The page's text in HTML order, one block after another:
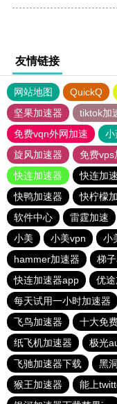
友情链接
网站地图 QuickQ
坚果加速器
tiktok加
免费vqn外网加速
小
旋风加速器
免费vps
快连加速器
快连加
快鸭加速器
快柠檬
软件中心
雷霆加速
小美
小美vpn 小
hammer加速器
梯
快连加速器app
优
每天试用一小时加速器
飞鸟加速器
十大免
纸飞机加速器
极光
飞驰加速器下载
黑
猴王加速器
能上